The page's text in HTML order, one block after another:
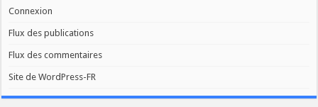
Connexion
Flux des publications
Flux des commentaires
Site de WordPress-FR